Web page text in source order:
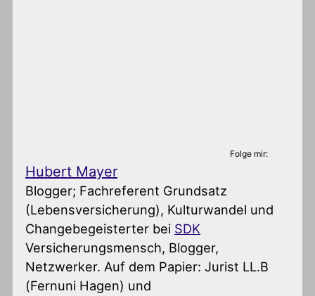
Folge mir:
Hubert Mayer
Blogger; Fachreferent Grundsatz
(Lebensversicherung), Kulturwandel und
Changebegeisterter bei SDK
Versicherungsmensch, Blogger,
Netzwerker. Auf dem Papier: Jurist LL.B
(Fernuni Hagen) und